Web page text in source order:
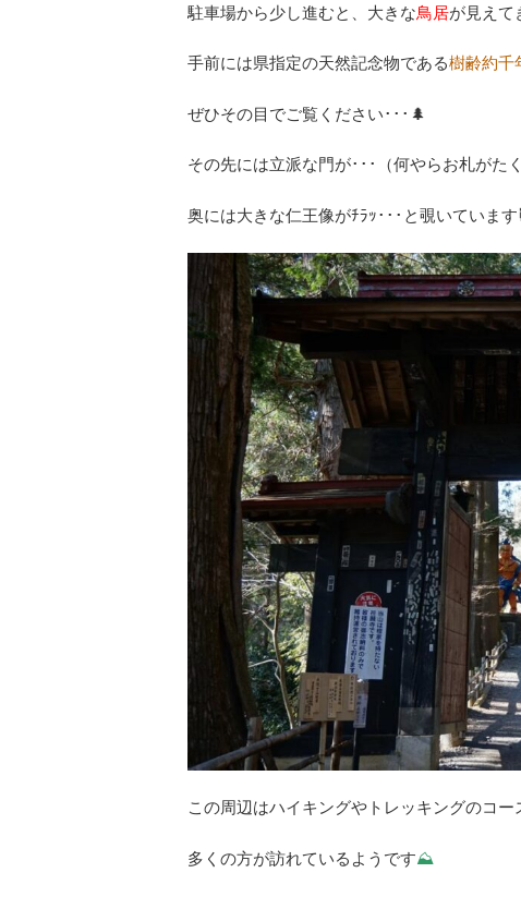
駐車場から少し進むと、大きな鳥居が見えて
手前には県指定の天然記念物である樹齢約千
ぜひその目でご覧ください･･･🌲
その先には立派な門が･･･（何やらお札がた
奥には大きな仁王像がﾁﾗｯ･･･と覗いています
この周辺はハイキングやトレッキングのコー
多くの方が訪れているようです⛰